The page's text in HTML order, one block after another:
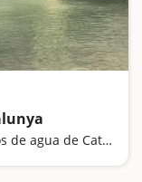
Buscamos las mejores cascadas y saltos de agua de Catalunya